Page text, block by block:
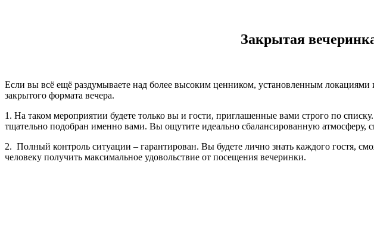
Закрытая
Если вы всё ещё раздумываете над более высоким ценником, установленным
закрытого формата вечера.
1. На таком мероприятии будете только вы и гости, приглашенные вами строго по
тщательно подобран именно вами. Вы ощутите идеально сбалансированную атмосферу,
2. Полный контроль ситуации – гарантирован. Вы будете лично знать каждого гостя,
человеку получить максимальное удовольствие от посещения вечеринки.